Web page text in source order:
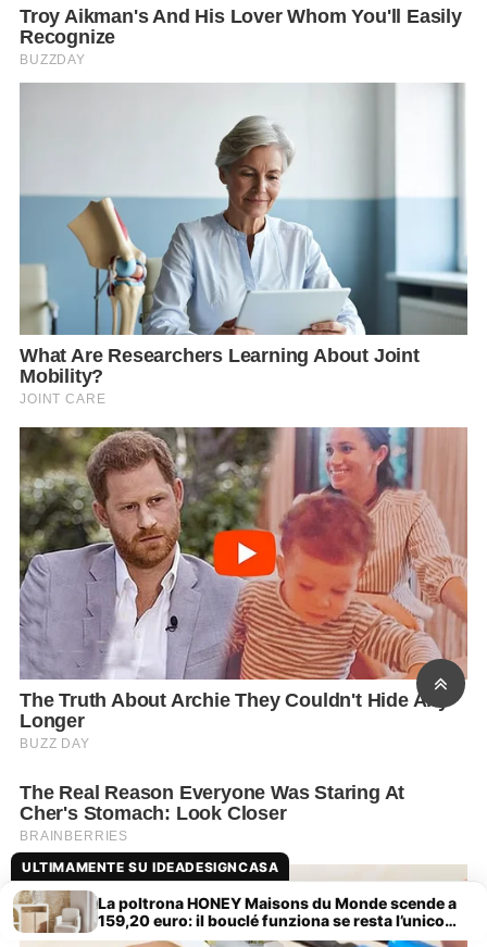
ULTIMAMENTE SU IDEADESIGNCASA
La poltrona HONEY Maisons du Monde scende a
159,20 euro: il bouclé funziona se resta l’unico
accento morbido